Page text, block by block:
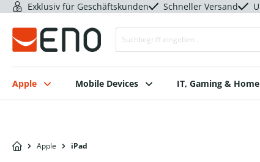
Exklusiv für Geschäftskunden Schneller Versand
Apple Mobile Devices IT, Gaming &
Apple iPad